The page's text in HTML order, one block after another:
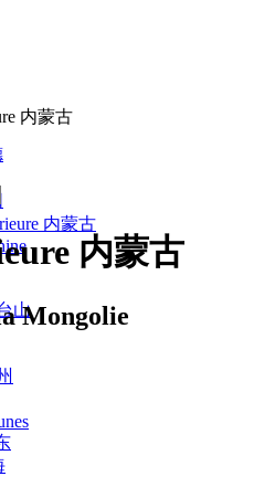
内蒙古
山
内蒙古
内蒙古
Mongolie